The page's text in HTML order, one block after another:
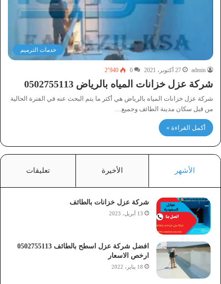
خدمات الترميم
admin 27 أكتوبر، 2021 0 2٬940
شركة عزل خزانات المياه بالرياض 0502755113
شركة عزل خزانات المياه بالرياض هي أكثر ما يتم البحث عنه في الفترة الحالية
من قبل سكان مدينة الطائف وجميع…
أكمل القراءة »
الأشهر الأخيرة تعليقات
شركة عزل خزانات بالطائف
13 أبريل، 2023
افضل شركة عزل اسطح بالطائف 0502755113
ارخص الاسعار
18 يناير، 2022